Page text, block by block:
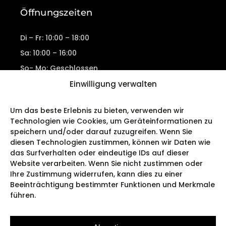
Einwilligung verwalten
Um das beste Erlebnis zu bieten, verwenden wir
Technologien wie Cookies, um Geräteinformationen zu
speichern und/oder darauf zuzugreifen. Wenn Sie
diesen Technologien zustimmen, können wir Daten wie
das Surfverhalten oder eindeutige IDs auf dieser
Website verarbeiten. Wenn Sie nicht zustimmen oder
Ihre Zustimmung widerrufen, kann dies zu einer
Beeinträchtigung bestimmter Funktionen und Merkmale
führen.
Öffnungszeiten
Di – Fr: 10:00 – 18:00
Sa: 10:00 – 16:00
So- Mo: Geschlossen
Kontakt
Tiergartenstr. 1, 54595 Prüm
06551 2354
0171 3692777SMS/WhatsApp
info@kausen-mode.de